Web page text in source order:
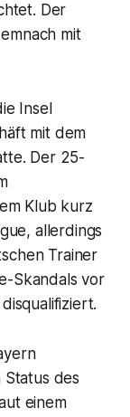
Der
mit
Insel
mit dem
Der 25-
Klub kurz
allerdings
Trainer
Skandals vor
des
einem